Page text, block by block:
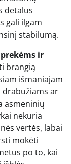
detalus
gali ilgam
stabilumą.
ir
brangią
išmaniajam
ar
asmeninių
nekuria
vertės, labai
mokėti
po to, kai